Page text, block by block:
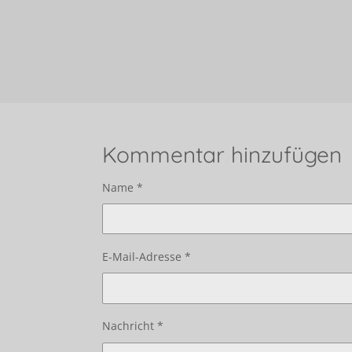
Kommentar hinzufügen
Name *
E-Mail-Adresse *
Nachricht *